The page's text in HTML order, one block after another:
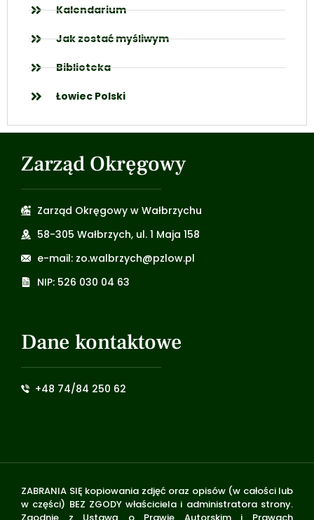
Kalendarium
Jak zostać myśliwym
Biblioteka
Łowiec Polski
Zarząd Okręgowy
Zarząd Okręgowy w Wałbrzychu
58-305 Wałbrzych, ul. 1 Maja 158
e-mail: zo.walbrzych@pzlow.pl
NIP: 526 030 04 63
Dane kontaktowe
+48 74/84 250 62
ZABRANIA SIĘ kopiowania zdjęć oraz opisów (w całości lub
w części) BEZ ZGODY właściciela i administratora strony.